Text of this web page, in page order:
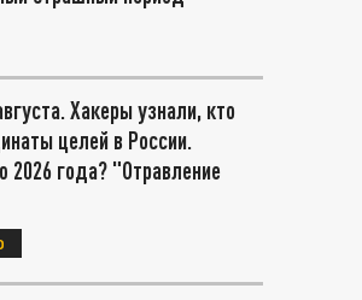
Хакеры узнали, кто
целей в России.
2026 года? "Отравление